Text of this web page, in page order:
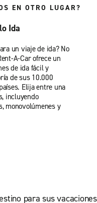
EN OTRO LUGAR?
Ida
un viaje de ida? No
A-Car ofrece un
de ida fácil y
de sus 10.000
Elija entre una
incluyendo
monovolúmenes y
para sus